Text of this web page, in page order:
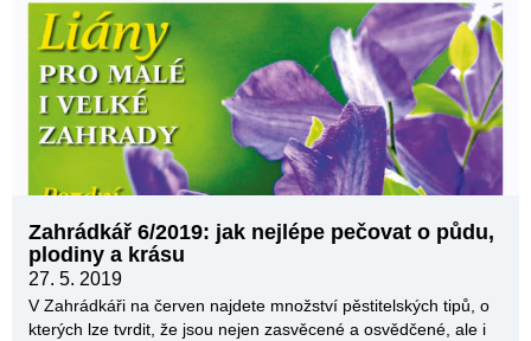
Zahrádkář 6/2019: jak nejlépe pečovat o půdu,
plodiny a krásu
27. 5. 2019
V Zahrádkáři na červen najdete množství pěstitelských tipů, o
kterých lze tvrdit, že jsou nejen zasvěcené a osvědčené, ale i